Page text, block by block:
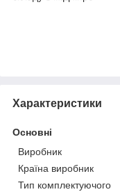
Характеристики
Основні
Виробник
Країна виробник
Тип комплектуючого